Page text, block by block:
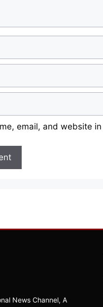
email, and website
News Channel, A